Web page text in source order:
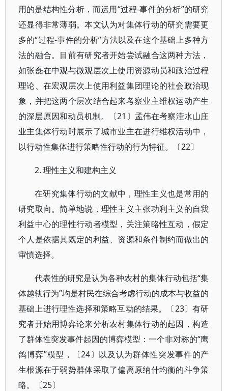
用的是结构性分析，而运用“过程-事件的分析”的研究
还显得非常薄弱。本文认为对集体行动的研究需要更
多的“过程-事件的分析”方法以及在这个基础上多种方
法的融合。目前有研究者开始尝试融合这两种方法，
如张磊在中观与微观层次上使用资源动员和政治过程
理论、在宏观层次上使用利益集团理论的社会政治现
象，并把这两个层次结合起来考察业主维权运动产生
的深层原因和动员机制。〔21〕孟伟在考察滢水山庄
业主集体行动时展示了城市业主在进行维权活动中，
以行动性集体进行策略性行动的行为特征。〔22〕
2. 理性主义和建构主义
在研究集体行动的文献中，理性主义也是常用的
研究取向。简单地说，理性主义主张功利主义的自我
利益中心的理性行动者模型，关注策略性互动，假定
个人是依据其既定的利益、资源和条件制约而做出的
审慎选择。
代表性的研究是认为各种农村的集体行动包括“集
体越轨行为”均是村民在综合考虑行动的成本与收益的
基础上进行理性选择和策略互动的结果。〔23〕有研
究者开始用博弈论来分析农村集体行动的起因，构造
了群体性突发事件起因的博弈模型：一个非对称的“鹰
鸽博弈”模型，〔24〕以及认为群体性突发事件的产
生根源在于弱势群体采取了偏离原纳什均衡的斗争策
略。〔25〕